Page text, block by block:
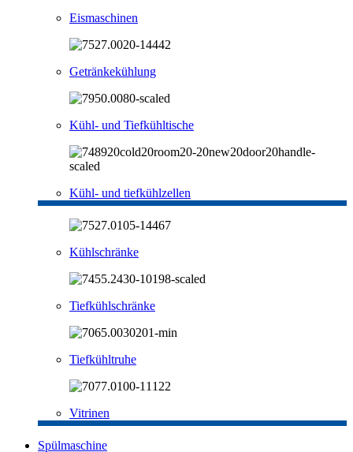
Eismaschinen
Getränkekühlung
Kühl- und Tiefkühltische
Kühl- und tiefkühlzellen
Kühlschränke
Tiefkühlschränke
Tiefkühltruhe
Vitrinen
Spülmaschine